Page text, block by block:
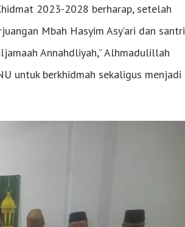
2023-2028 berharap, setelah
Mbah Hasyim Asy’ari dan santri
Annahdliyah,” Alhmadulillah
untuk berkhidmah sekaligus menjadi